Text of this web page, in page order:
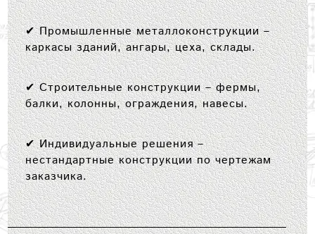
✔Промышленные металлоконструкции–
каркасы зданий, ангары, цеха, склады.
✔Строительные конструкции– фермы,
балки, колонны, ограждения, навесы.
✔Индивидуальные решения–
нестандартные конструкции по чертежам
заказчика.